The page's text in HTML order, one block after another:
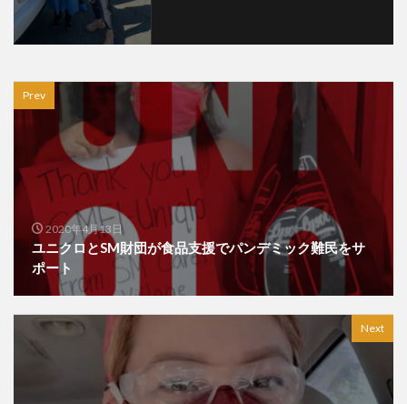
Prev
2020年4月13日
ユニクロとSM財団が食品支援でパンデミック難民をサ
ポート
Next